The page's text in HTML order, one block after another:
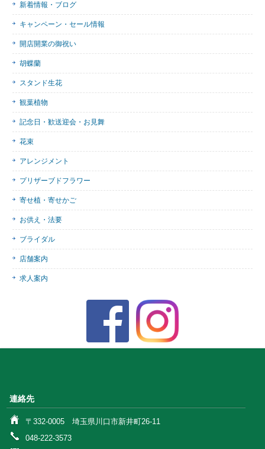
新着情報・ブログ
キャンペーン・セール情報
開店開業の御祝い
胡蝶蘭
スタンド生花
観葉植物
記念日・歓送迎会・お見舞
花束
アレンジメント
プリザーブドフラワー
寄せ植・寄せかご
お供え・法要
ブライダル
店舗案内
求人案内
連絡先
〒332-0005 埼玉県川口市新井町26-11
048-222-3573